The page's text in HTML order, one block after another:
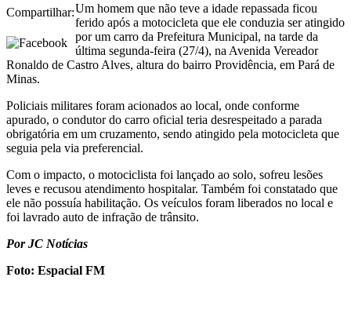
Compartilhar:Um homem que não teve a idade repassada ficou
ferido após a motocicleta que ele conduzia ser atingido
por um carro da Prefeitura Municipal, na tarde da
última segunda-feira (27/4), na Avenida Vereador
Ronaldo de Castro Alves, altura do bairro Providência, em Pará de
Minas.
Policiais militares foram acionados ao local, onde conforme
apurado, o condutor do carro oficial teria desrespeitado a parada
obrigatória em um cruzamento, sendo atingido pela motocicleta que
seguia pela via preferencial.
Com o impacto, o motociclista foi lançado ao solo, sofreu lesões
leves e recusou atendimento hospitalar. Também foi constatado que
ele não possuía habilitação. Os veículos foram liberados no local e
foi lavrado auto de infração de trânsito.
Por JC Notícias
Foto: Espacial FM